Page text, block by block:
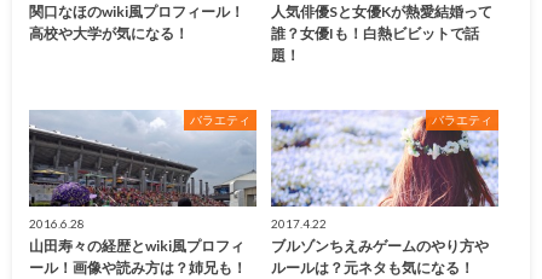
関口なほのwiki風プロフィール！
高校や大学が気になる！
人気俳優Sと女優Kが熱愛結婚って
誰？女優Iも！白熱ビビットで話
題！
バラエティ
2016.6.28
山田寿々の経歴とwiki風プロフィ
ール！画像や読み方は？姉兄も！
バラエティ
2017.4.22
ブルゾンちえみゲームのやり方や
ルールは？元ネタも気になる！